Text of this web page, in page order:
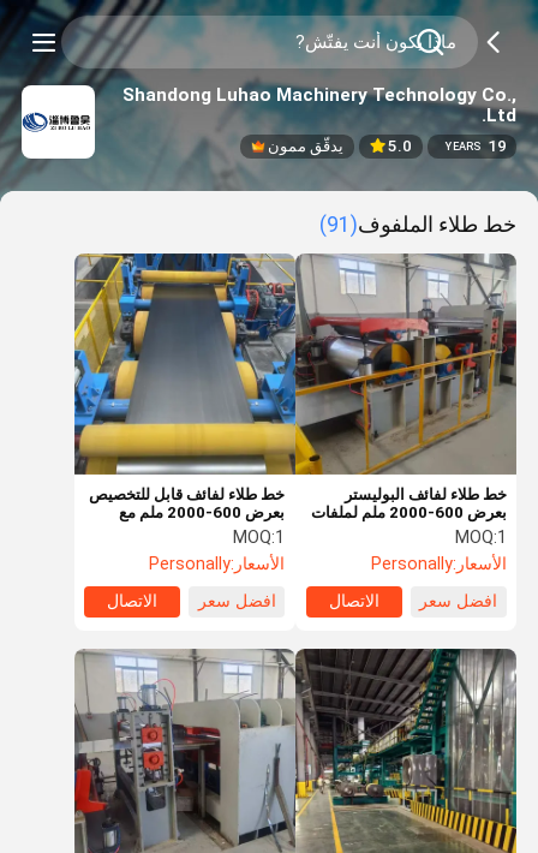
Shandong Luhao Machinery Technology Co.,
Ltd.
19
YEARS
5.0 يدقّق ممون
خط طلاء الملفوف(91)
خط طلاء لفائف قابل للتخصيص
بعرض 600-2000 ملم مع
تحكم PLC
MOQ:1
الأسعار:Personally
افضل سعر
الاتصال
خط طلاء لفائف البوليستر
بعرض 600-2000 ملم لملفات
بوزن 3-20 طن
MOQ:1
الأسعار:Personally
افضل سعر
الاتصال